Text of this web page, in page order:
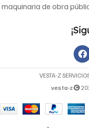
maquinaria de obra
VESTA-Z
vesta-z
Pistón de freno